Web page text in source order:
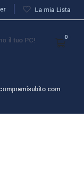
La mia Lista
0
il tuo PC!